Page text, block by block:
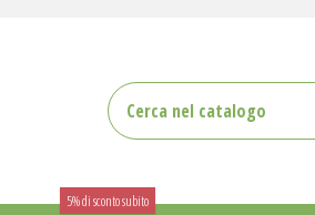
5% di sconto subito